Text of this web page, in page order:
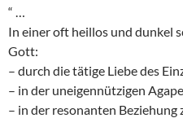
“ …
In einer oft heillos und dunkel
Gott:
– durch die tätige Liebe des
– in der uneigennützigen
– in der resonanten Beziehung